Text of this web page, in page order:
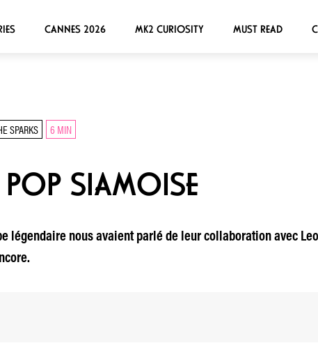
CANNES 2026 MK2 CURIOSITY MUST READ
SPARKS 6 MIN
POP SIAMOISE
légendaire nous avaient parlé de leur collaboration avec